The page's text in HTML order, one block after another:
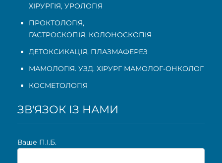
ХІРУРГІЯ, УРОЛОГІЯ
ПРОКТОЛОГІЯ,
ГАСТРОСКОПІЯ, КОЛОНОСКОПІЯ
ДЕТОКСИКАЦІЯ, ПЛАЗМАФЕРЕЗ
МАМОЛОГІЯ. УЗД. ХІРУРГ МАМОЛОГ-ОНКОЛОГ
КОСМЕТОЛОГІЯ
ЗВ'ЯЗОК ІЗ НАМИ
Ваше П.I.Б.